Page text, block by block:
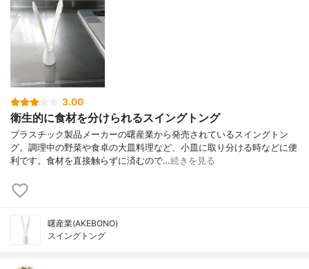
3.00
衛生的に食材を分けられるスイングトング
プラスチック製品メーカーの曙産業から発売されているスイングトン
グ。調理中の野菜や食卓の大皿料理など、小皿に取り分ける時などに便
利です。食材を直接触らずに済むので…続きを見る
曙産業(AKEBONO)
スイングトング